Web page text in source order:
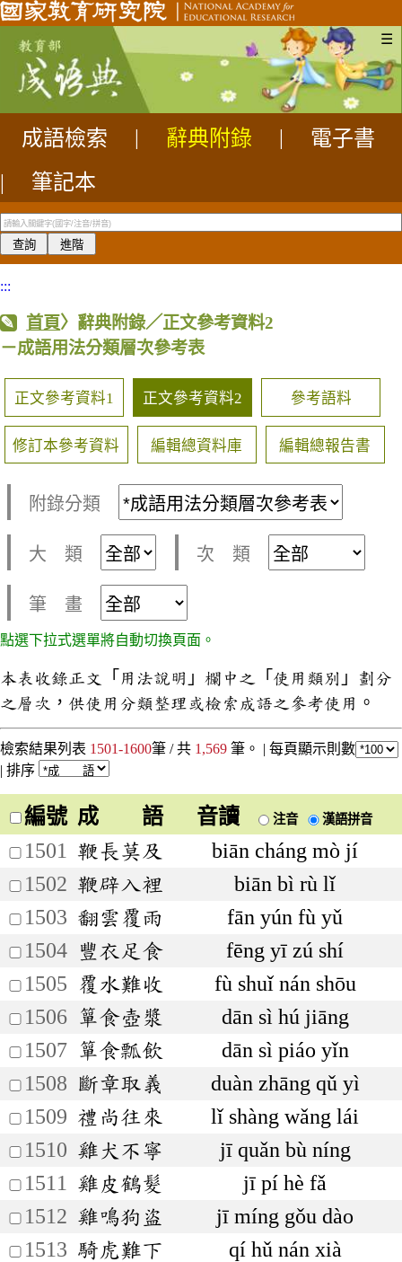
☰
成語檢索 辭典附錄
電子書
|
筆記本
:::
首頁〉辭典附錄／正文參考資料2
－成語用法分類層次參考表
正文參考資料1 正文參考資料2 參考語料
修訂本參考資料 編輯總資料庫 編輯總報告書
附錄分類
大 類 次 類
筆 畫
點選下拉式選單將自動切換頁面。
本表收錄正文「用法說明」欄中之「使用類別」劃分
之層次，供使用分類整理或檢索成語之參考使用。
檢索結果列表 1501-1600筆 / 共 1,569 筆。 | 每頁顯示則數
| 排序
編號 成 語 音讀 注音 漢語拼音
1501 鞭長莫及
biān cháng mò jí
1502 鞭辟入裡
biān bì rù lǐ
1503 翻雲覆雨
fān yún fù yǔ
1504 豐衣足食
fēng yī zú shí
1505 覆水難收
fù shuǐ nán shōu
1506 簞食壺漿
dān sì hú jiāng
1507 簞食瓢飲
dān sì piáo yǐn
1508 斷章取義
duàn zhāng qǔ yì
1509 禮尚往來
lǐ shàng wǎng lái
1510 雞犬不寧
jī quǎn bù níng
1511
雞皮鶴髮
jī pí hè fǎ
1512 雞鳴狗盜
jī míng gǒu dào
1513 騎虎難下
qí hǔ nán xià